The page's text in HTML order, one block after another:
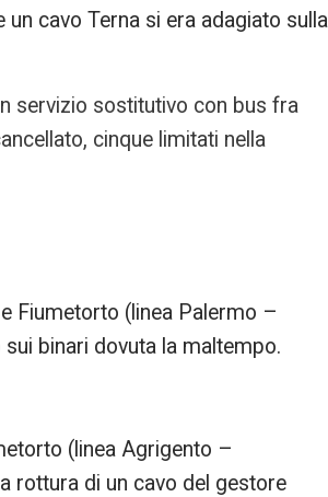
cavo Terna si era adagiato sulla
servizio sostitutivo con bus fra
cinque limitati nella
Fiumetorto (linea Palermo –
binari dovuta la maltempo.
(linea Agrigento –
rottura di un cavo del gestore